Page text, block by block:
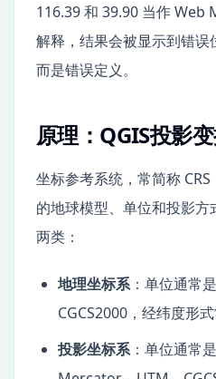
116.39 和 39.90 当作
解释，结果会被显示到错误
而是错误定义。
原理：QGIS投影
坐标参考系统，常简称
的地球模型、单位和投影方
两类：
地理坐标系：单位通常
CGCS2000，经纬度形式
投影坐标系：单位通常